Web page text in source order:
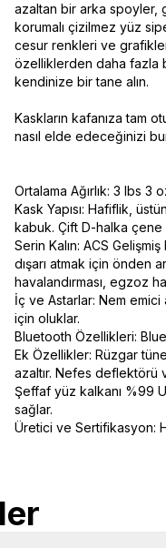
azaltan bir arka spoyler,
korumalı çizilmez yüz
cesur renkleri ve
özelliklerden daha fazla
kendinize bir tane alın.
Kaskların kafanıza tam
nasıl elde edeceğinizi
Ortalama Ağırlık: 3 lbs 3
Kask Yapısı: Hafiflik,
kabuk. Çift D-halka çene
Serin Kalın: ACS
dışarı atmak için önden
havalandırması, egzoz
İç ve Astarlar: Nem emici
için oluklar.
Bluetooth Özellikleri:
Ek Özellikler: Rüzgar
azaltır. Nefes deflektörü
Şeffaf yüz kalkanı %99
sağlar.
Üretici ve Sertifikasyon: